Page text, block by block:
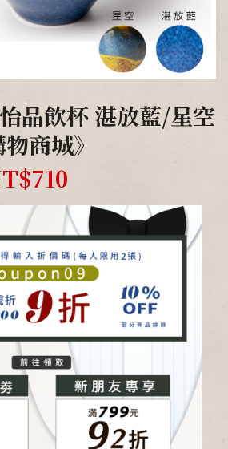
品飲杯 湛放藍/星空
商城》
710